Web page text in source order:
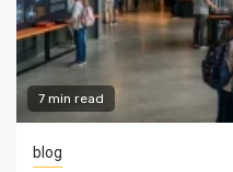
7 min read
blog